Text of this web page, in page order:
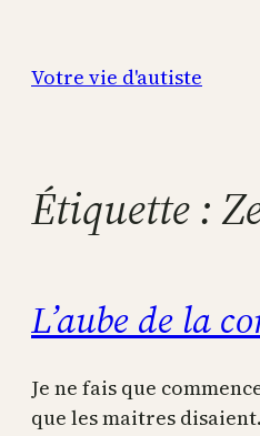
contenu
Votre vie d'autiste
Étiquette :
L’aube de la
Je ne fais que
que les maitres